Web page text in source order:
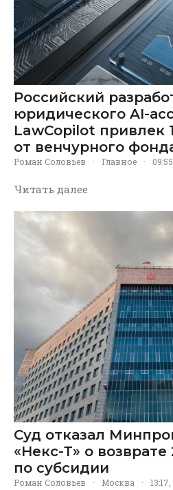
Российский
юридического AI-
LawCopilot привлек
от венчурного
Роман Соловьев · Главное ·
Читать далее
Суд отказал
«Некс-Т» о
по субсидии
Роман Соловьев · Москва ·